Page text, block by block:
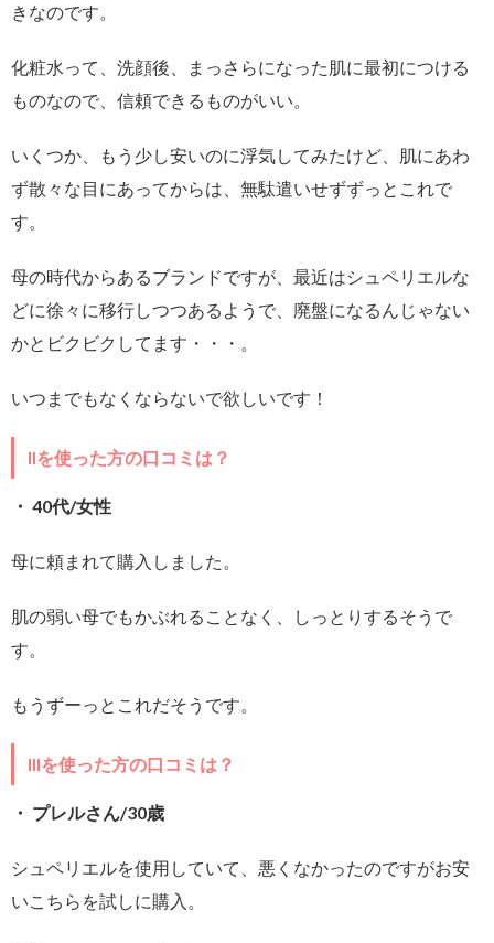
きなのです。
化粧水って、洗顔後、まっさらになった肌に最初につける
ものなので、信頼できるものがいい。
いくつか、もう少し安いのに浮気してみたけど、肌にあわ
ず散々な目にあってからは、無駄遣いせずずっとこれで
す。
母の時代からあるブランドですが、最近はシュペリエルな
どに徐々に移行しつつあるようで、廃盤になるんじゃない
かとビクビクしてます・・・。
いつまでもなくならないで欲しいです！
IIを使った方の口コミは？
・ 40代/女性
母に頼まれて購入しました。
肌の弱い母でもかぶれることなく、しっとりするそうで
す。
もうずーっとこれだそうです。
IIIを使った方の口コミは？
・ プレルさん/30歳
シュペリエルを使用していて、悪くなかったのですがお安
いこちらを試しに購入。